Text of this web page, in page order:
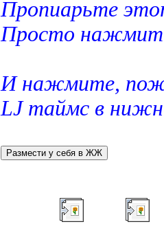
Пропиарьте
Просто
И нажмите,
LJ таймс в